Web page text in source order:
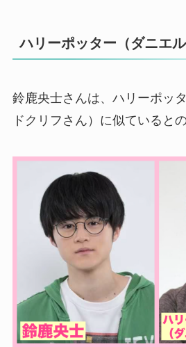
ハリーポッター（ダニエル
鈴鹿央士さんは、ハリーポッ
ドクリフさん）に似ているとの